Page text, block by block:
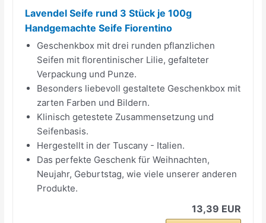
Lavendel Seife rund 3 Stück je 100g
Handgemachte Seife Fiorentino
Geschenkbox mit drei runden pflanzlichen
Seifen mit florentinischer Lilie, gefalteter
Verpackung und Punze.
Besonders liebevoll gestaltete Geschenkbox mit
zarten Farben und Bildern.
Klinisch getestete Zusammensetzung und
Seifenbasis.
Hergestellt in der Tuscany - Italien.
Das perfekte Geschenk für Weihnachten,
Neujahr, Geburtstag, wie viele unserer anderen
Produkte.
13,39 EUR